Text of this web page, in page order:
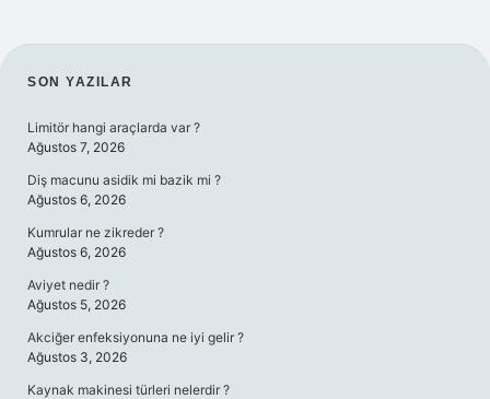
SIDEBAR
SON YAZILAR
Limitör hangi araçlarda var ?
Ağustos 7, 2026
Diş macunu asidik mi bazik mi ?
Ağustos 6, 2026
Kumrular ne zikreder ?
Ağustos 6, 2026
Aviyet nedir ?
Ağustos 5, 2026
Akciğer enfeksiyonuna ne iyi gelir ?
Ağustos 3, 2026
Kaynak makinesi türleri nelerdir ?